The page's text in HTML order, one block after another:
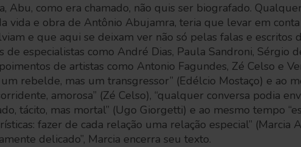
Abu, como era chamado, não quis ser biografado.
vida e obra de Antônio Abujamra, teria que levar em
e que aqui se deixam ver não só pelas falas e escritos
de especialistas como André Dias, Paula Sandroni, Sérgio
de artistas como Antonio Fagundes, Zé Celso e
rebelde, mas um transgressor” (Edélcio Mostaço) e ao
amorosa” (Zé Celso), “qualquer conversa podia
tácito, mas mortal” (Ugo Giorgetti) e ao mesmo tempo
fazer de cada relação uma relação especial” (Marcia
delicado”, Marcia encerra seu texto.